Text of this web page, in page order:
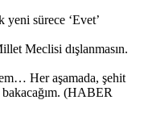
sürece ‘Evet’
Meclisi dışlanmasın.
Her aşamada, şehit
(HABER